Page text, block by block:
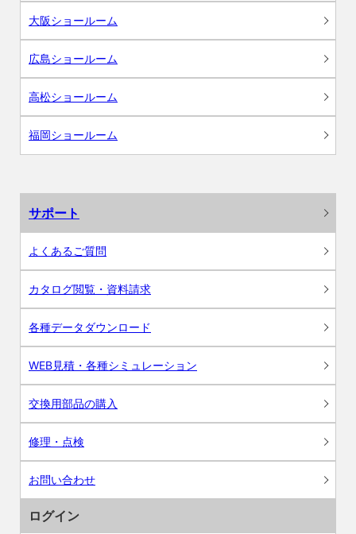
大阪ショールーム
広島ショールーム
高松ショールーム
福岡ショールーム
サポート
よくあるご質問
カタログ閲覧・資料請求
各種データダウンロード
WEB見積・各種シミュレーション
交換用部品の購入
修理・点検
お問い合わせ
ログイン